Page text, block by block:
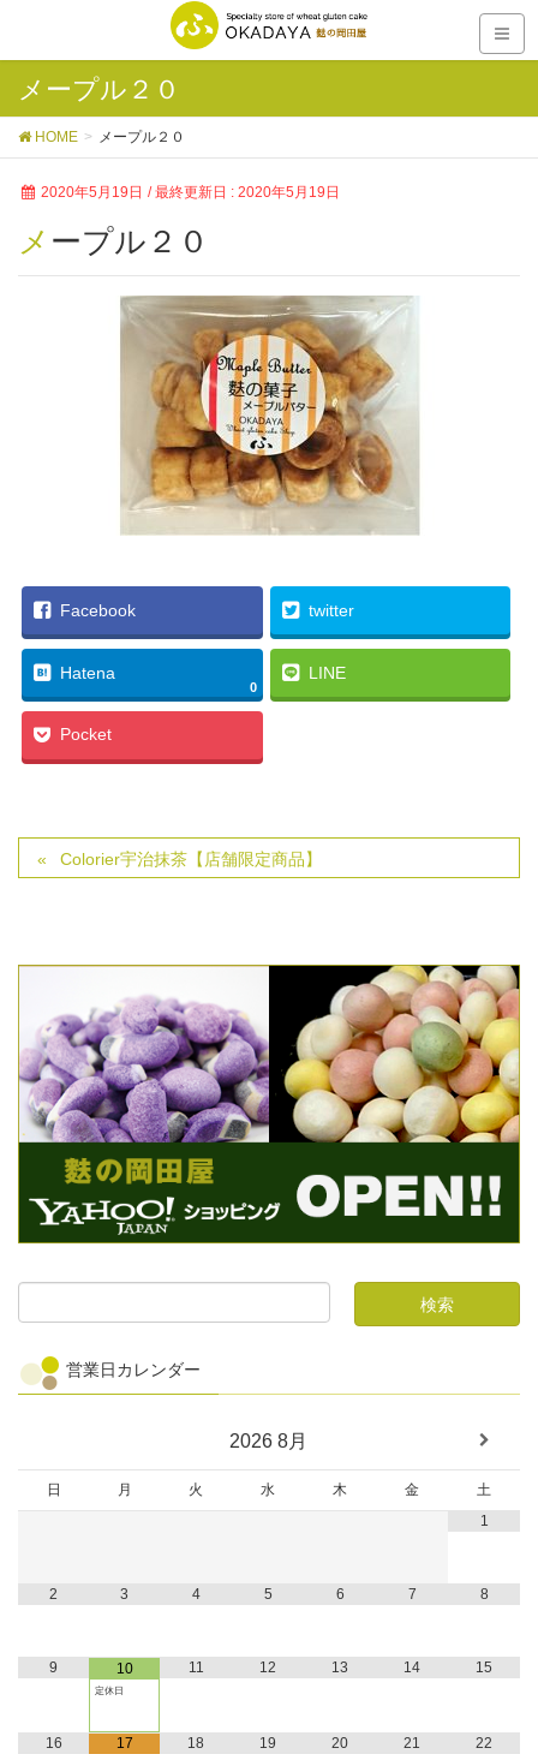
メープル２０
HOME メープル２０
2020年5月19日 / 最終更新日 : 2020年5月19日
メープル２０
Facebook twitter
Hatena
0
LINE
Pocket
Colorier宇治抹茶【店舗限定商品】
営業日カレンダー
2026 8月
日 月 火 水 木 金
土
1
2 3 4 5 6 7 8
9 10
定休日
11 12 13 14 15
16 17 18 19 20 21 22